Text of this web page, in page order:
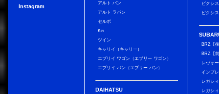
Instagram
アルト バン
アルト ラパン
セルボ
Kei
ツイン
キャリイ（キャリー）
エブリイ ワゴン（エブリー ワゴン）
エブリイ バン（エブリー バン）
DAIHATSU
ピクシ
ピクシ
BRZ【
BRZ【
レヴォ
インプ
レガシ
レガシ